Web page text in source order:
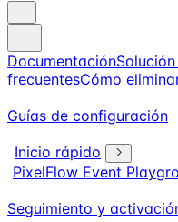
Documentación
frecuentesCómo
Guías de configuración
Inicio rápido
PixelFlow Event
Seguimiento y